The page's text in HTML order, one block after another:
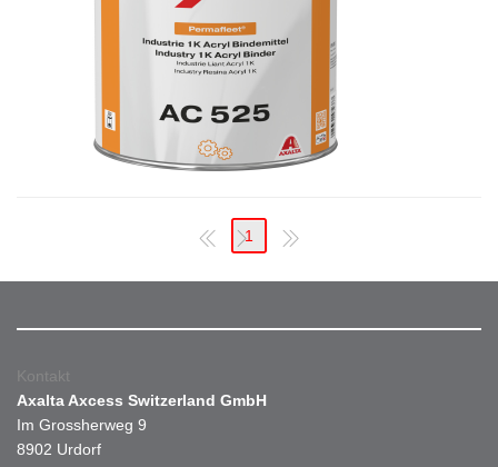
1
Kontakt
Axalta Axcess Switzerland GmbH
Im Grossherweg 9
8902 Urdorf